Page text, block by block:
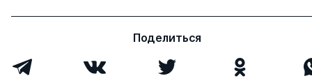
Поделиться